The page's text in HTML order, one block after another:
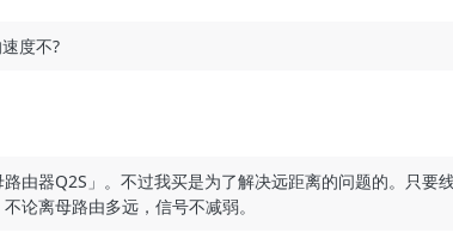
度不?
由器Q2S」。不过我买是为了解决远距离的问题的。只要
论离母路由多远，信号不减弱。